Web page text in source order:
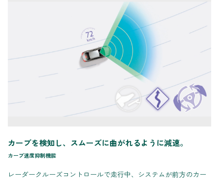
カーブを検知し、スムーズに曲がれるように減速。
カーブ速度抑制機能
レーダークルーズコントロールで走行中、システムが前方のカー